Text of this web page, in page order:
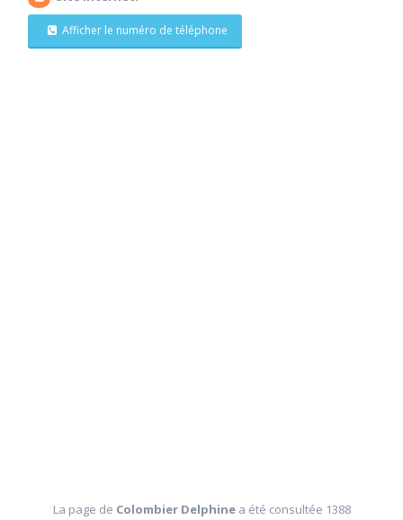
Afficher le numéro de téléphone
La page de Colombier Delphine a été consultée 1388